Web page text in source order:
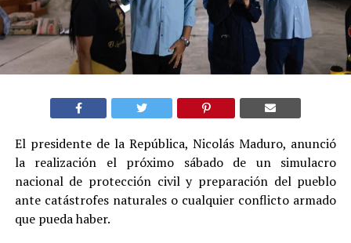
El presidente de la República, Nicolás Maduro, anunció
la realización el próximo sábado de un simulacro
nacional de protección civil y preparación del pueblo
ante catástrofes naturales o cualquier conflicto armado
que pueda haber.